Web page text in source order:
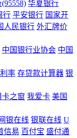
华夏银行
行 平安银行 国家开
人民银行 外汇牌价
中国银行业协会 中国
率 存贷款计算器 银
卡之窗 我爱卡 美国
网银在线 银联在线 U
信易 百付宝 盛付通